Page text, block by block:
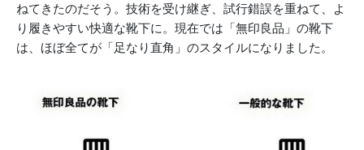
ねてきたのだそう。技術を受け継ぎ、試行錯誤を重ねて、よ
り履きやすい快適な靴下に。現在では「無印良品」の靴下
は、ほぼ全てが「足なり直角」のスタイルになりました。